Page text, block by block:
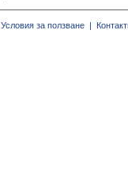
Условия за ползване |